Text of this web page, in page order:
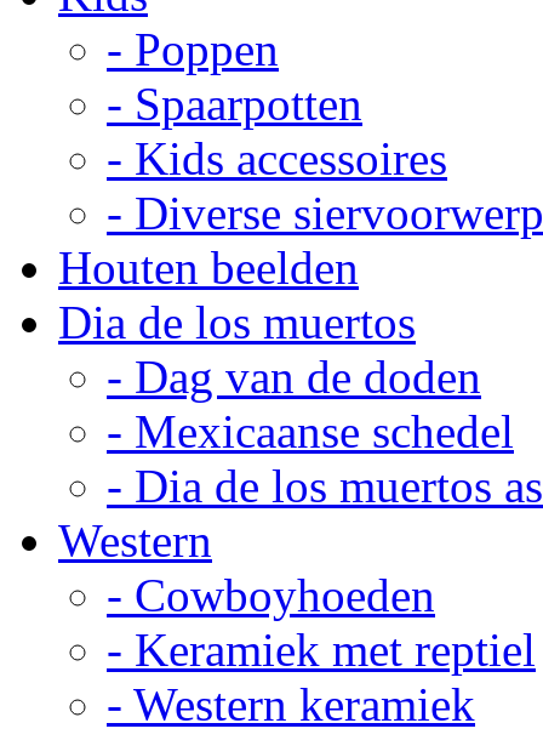
- Poppen
- Spaarpotten
- Kids accessoires
- Diverse
Houten beelden
Dia de los muertos
- Dag van de doden
- Mexicaanse schedel
- Dia de los muertos
Western
- Cowboyhoeden
- Keramiek met reptiel
- Western keramiek